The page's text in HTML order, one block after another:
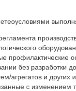
профилактические
без разработки
агрегатов и других
с